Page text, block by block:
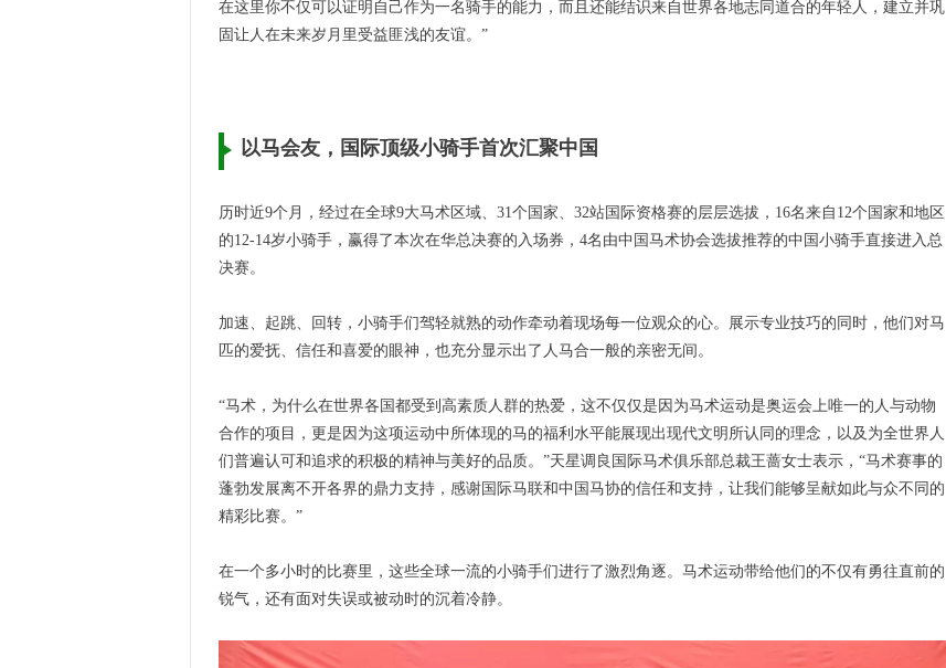
在这里你不仅可以证明自己作为一名骑手的能力，而且还能结识来自世界各地志同道合的年轻人，建立并巩
固让人在未来岁月里受益匪浅的友谊。”
以马会友，国际顶级小骑手首次汇聚中国
历时近9个月，经过在全球9大马术区域、31个国家、32站国际资格赛的层层选拔，16名来自12个国家和地区
的12-14岁小骑手，赢得了本次在华总决赛的入场券，4名由中国马术协会选拔推荐的中国小骑手直接进入总
决赛。
加速、起跳、回转，小骑手们驾轻就熟的动作牵动着现场每一位观众的心。展示专业技巧的同时，他们对马
匹的爱抚、信任和喜爱的眼神，也充分显示出了人马合一般的亲密无间。
“马术，为什么在世界各国都受到高素质人群的热爱，这不仅仅是因为马术运动是奥运会上唯一的人与动物
合作的项目，更是因为这项运动中所体现的马的福利水平能展现出现代文明所认同的理念，以及为全世界人
们普遍认可和追求的积极的精神与美好的品质。”天星调良国际马术俱乐部总裁王蔷女士表示，“马术赛事的
蓬勃发展离不开各界的鼎力支持，感谢国际马联和中国马协的信任和支持，让我们能够呈献如此与众不同的
精彩比赛。”
在一个多小时的比赛里，这些全球一流的小骑手们进行了激烈角逐。马术运动带给他们的不仅有勇往直前的
锐气，还有面对失误或被动时的沉着冷静。